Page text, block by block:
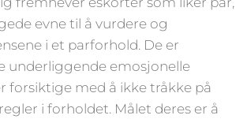
evne til å vurdere og
i et parforhold. De er
underliggende emosjonelle
forsiktige med å ikke tråkke på
i forholdet. Målet deres er å